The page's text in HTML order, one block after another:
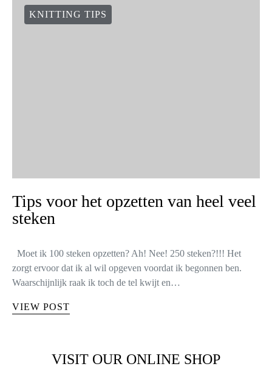
KNITTING TIPS
Tips voor het opzetten van heel veel
steken
Moet ik 100 steken opzetten? Ah! Nee! 250 steken?!!! Het
zorgt ervoor dat ik al wil opgeven voordat ik begonnen ben.
Waarschijnlijk raak ik toch de tel kwijt en…
VIEW POST
VISIT OUR ONLINE SHOP